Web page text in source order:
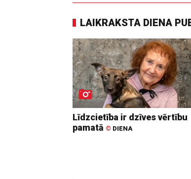
LAIKRAKSTA DIENA
Līdzcietība ir dzīves vērtību
pamatā © DIENA